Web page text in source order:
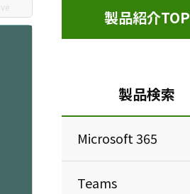
製品紹介TOP
製品検索
Microsoft 365
Teams